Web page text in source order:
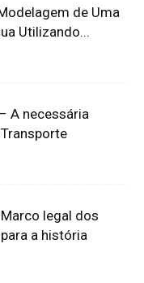
de Uma
Utilizando...
A necessária
legal dos
a história